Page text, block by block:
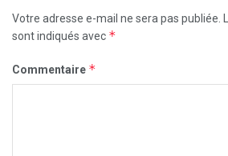
Votre adresse e-mail ne sera pas publiée.
sont indiqués avec *
Commentaire *